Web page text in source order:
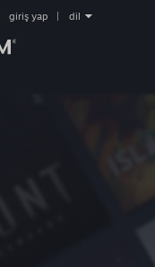
giriş yap dil